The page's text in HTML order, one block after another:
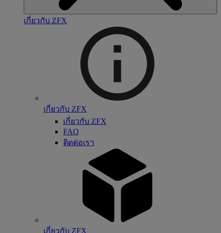
เกี่ยวกับ ZFX
เกี่ยวกับ ZFX
เกี่ยวกับ ZFX
FAQ
ติดต่อเรา
เกี่ยวกับ ZFX